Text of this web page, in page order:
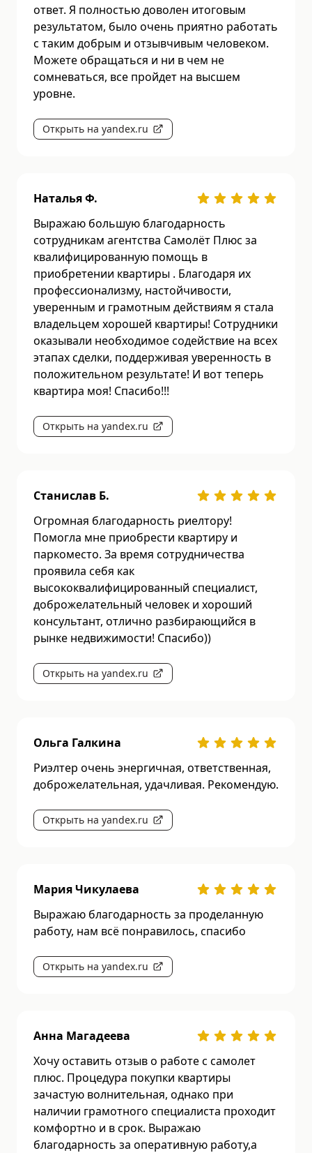
ответ. Я полностью доволен итоговым
результатом, было очень приятно работать
с таким добрым и отзывчивым человеком.
Можете обращаться и ни в чем не
сомневаться, все пройдет на высшем
уровне.
Открыть на yandex.ru
Наталья Ф.
Выражаю большую благодарность
сотрудникам агентства Самолёт Плюс за
квалифицированную помощь в
приобретении квартиры . Благодаря их
профессионализму, настойчивости,
уверенным и грамотным действиям я стала
владельцем хорошей квартиры! Сотрудники
оказывали необходимое содействие на всех
этапах сделки, поддерживая уверенность в
положительном результате! И вот теперь
квартира моя! Спасибо!!!
Открыть на yandex.ru
Станислав Б.
Огромная благодарность риелтору!
Помогла мне приобрести квартиру и
паркоместо. За время сотрудничества
проявила себя как
высококвалифицированный специалист,
доброжелательный человек и хороший
консультант, отлично разбирающийся в
рынке недвижимости! Спасибо))
Открыть на yandex.ru
Ольга Галкина
Риэлтер очень энергичная, ответственная,
доброжелательная, удачливая. Рекомендую.
Открыть на yandex.ru
Мария Чикулаева
Выражаю благодарность за проделанную
работу, нам всё понравилось, спасибо
Открыть на yandex.ru
Анна Магадеева
Хочу оставить отзыв о работе с самолет
плюс. Процедура покупки квартиры
зачастую волнительная, однако при
наличии грамотного специалиста проходит
комфортно и в срок. Выражаю
благодарность за оперативную работу,а